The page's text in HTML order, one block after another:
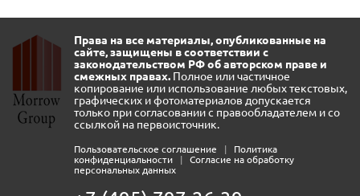
Права на все материалы, опубликованные на
сайте, защищены в соответствии с
законодательством РФ об авторском праве и
смежных правах. Полное или частичное
копирование или использование любых текстовых,
графических и фотоматериалов допускается
только при согласовании с правообладателем и со
ссылкой на первоисточник.
Пользовательское соглашение |
Политика
конфиденциальности
|
Согласие на обработку
персональных данных